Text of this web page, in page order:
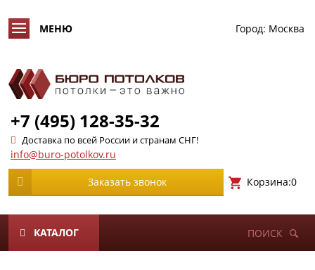
Город: Москва
+7 (495) 128-35-32
Доставка по всей России и странам СНГ!
info@buro-potolkov.ru
Заказать звонок Корзина:0
КАТАЛОГ ПОИСК